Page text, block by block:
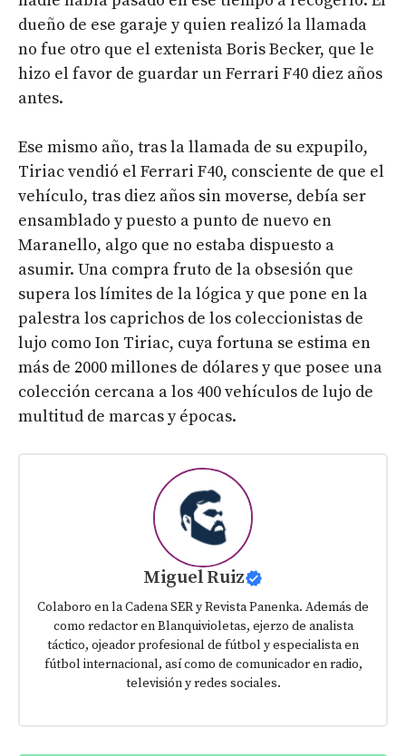
dueño de ese garaje y quien realizó la llamada
no fue otro que el extenista Boris Becker, que le
hizo el favor de guardar un Ferrari F40 diez años
antes.
Ese mismo año, tras la llamada de su expupilo,
Tiriac vendió el Ferrari F40, consciente de que el
vehículo, tras diez años sin moverse, debía ser
ensamblado y puesto a punto de nuevo en
Maranello, algo que no estaba dispuesto a
asumir. Una compra fruto de la obsesión que
supera los límites de la lógica y que pone en la
palestra los caprichos de los coleccionistas de
lujo como Ion Tiriac, cuya fortuna se estima en
más de 2000 millones de dólares y que posee una
colección cercana a los 400 vehículos de lujo de
multitud de marcas y épocas.
Miguel Ruiz
Colaboro en la Cadena SER y Revista Panenka. Además de
como redactor en Blanquivioletas, ejerzo de analista
táctico, ojeador profesional de fútbol y especialista en
fútbol internacional, así como de comunicador en radio,
televisión y redes sociales.